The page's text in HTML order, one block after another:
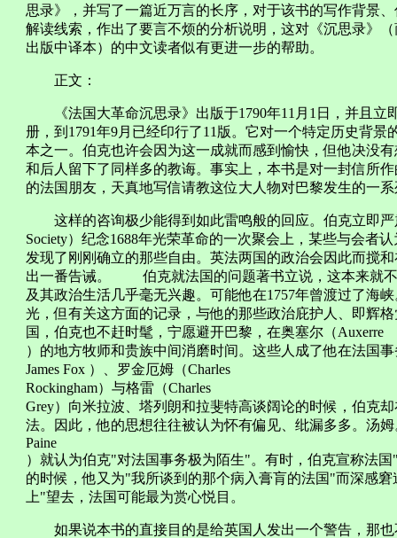
思录》，并写了一篇近万言的长序，对于该书的写作背景
解读线索，作出了要言不烦的分析说明，这对《沉思录》
出版中译本）的中文读者似有更进一步的帮助。
正文：
《法国大革命沉思录》出版于1790年11月1日，并且立
册，到1791年9月已经印行了11版。它对一个特定历史背
本之一。伯克也许会因为这一成就而感到愉快，但他决没
和后人留下了同样多的教诲。事实上，本书是对一封信所
的法国朋友，天真地写信请教这位大人物对巴黎发生的一
这样的咨询极少能得到如此雷鸣般的回应。伯克立即严
Society）纪念1688年光荣革命的一次聚会上，某些与会者
发现了刚刚确立的那些自由。英法两国的政治会因此而搅
出一番告诫。 伯克就法国的问题著书立说，这本来就不
及其政治生活几乎毫无兴趣。可能他在1757年曾渡过了海
光，但有关这方面的记录，与他的那些政治庇护人、即辉
国，伯克也不赶时髦，宁愿避开巴黎，在奥塞尔（Auxerre
）的地方牧师和贵族中间消磨时间。这些人成了他在法国
James Fox ）、罗金厄姆（Charles
Rockingham）与格雷（Charles
Grey）向米拉波、塔列朗和拉斐特高谈阔论的时候，伯克
法。因此，他的思想往往被认为怀有偏见、纰漏多多。汤姆
Paine
）就认为伯克"对法国事务极为陌生"。有时，伯克宣称法
的时候，他又为"我所谈到的那个病入膏肓的法国"而深感
上"望去，法国可能最为赏心悦目。
如果说本书的直接目的是给英国人发出一个警告，那也